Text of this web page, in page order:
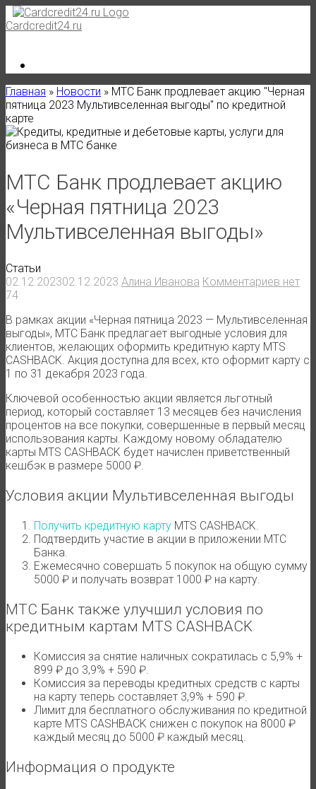
Skip
to
Cardcredit24.ru
Главная » Новости » МТС Банк продлевает акцию "Черная
пятница 2023 Мультивселенная выгоды" по кредитной
карте
МТС Банк продлевает акцию
«Черная пятница 2023
Мультивселенная выгоды»
Статьи
02.12.202302.12.2023 Алина Иванова Комментариев нет
74
В рамках акции «Черная пятница 2023 — Мультивселенная
выгоды», МТС Банк предлагает выгодные условия для
клиентов, желающих оформить кредитную карту МТS
CASHBACK. Акция доступна для всех, кто оформит карту с
1 по 31 декабря 2023 года.
Ключевой особенностью акции является льготный
период, который составляет 13 месяцев без начисления
процентов на все покупки, совершенные в первый месяц
использования карты. Каждому новому обладателю
карты МТS CASHBACK будет начислен приветственный
кешбэк в размере 5000 ₽.
Условия акции Мультивселенная выгоды
Получить кредитную карту МТS CASHBACK.
Подтвердить участие в акции в приложении МТС
Банка.
Ежемесячно совершать 5 покупок на общую сумму
5000 ₽ и получать возврат 1000 ₽ на карту.
МТС Банк также улучшил условия по
кредитным картам МТS CASHBACK
Комиссия за снятие наличных сократилась с 5,9% +
899 ₽ до 3,9% + 590 ₽.
Комиссия за переводы кредитных средств с карты
на карту теперь составляет 3,9% + 590 ₽.
Лимит для бесплатного обслуживания по кредитной
карте MTS CASHBACK снижен с покупок на 8000 ₽
каждый месяц до 5000 ₽ каждый месяц.
Информация о продукте